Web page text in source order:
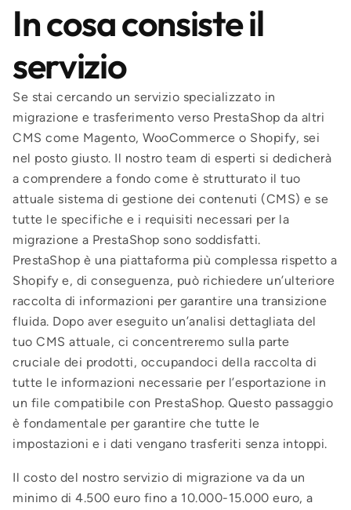
In cosa consiste il
servizio
Se stai cercando un servizio specializzato in
migrazione e trasferimento verso PrestaShop da altri
CMS come Magento, WooCommerce o Shopify, sei
nel posto giusto. Il nostro team di esperti si dedicherà
a comprendere a fondo come è strutturato il tuo
attuale sistema di gestione dei contenuti (CMS) e se
tutte le specifiche e i requisiti necessari per la
migrazione a PrestaShop sono soddisfatti.
PrestaShop è una piattaforma più complessa rispetto a
Shopify e, di conseguenza, può richiedere un’ulteriore
raccolta di informazioni per garantire una transizione
fluida. Dopo aver eseguito un’analisi dettagliata del
tuo CMS attuale, ci concentreremo sulla parte
cruciale dei prodotti, occupandoci della raccolta di
tutte le informazioni necessarie per l’esportazione in
un file compatibile con PrestaShop. Questo passaggio
è fondamentale per garantire che tutte le
impostazioni e i dati vengano trasferiti senza intoppi.
Il costo del nostro servizio di migrazione va da un
minimo di 4.500 euro fino a 10.000-15.000 euro, a